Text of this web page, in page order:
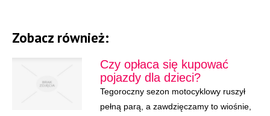
Zobacz również:
Czy opłaca się kupować
pojazdy dla dzieci?
Tegoroczny sezon motocyklowy ruszył
pełną parą, a zawdzięczamy to wiośnie,